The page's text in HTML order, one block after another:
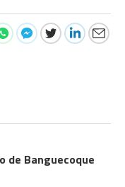
de Banguecoque